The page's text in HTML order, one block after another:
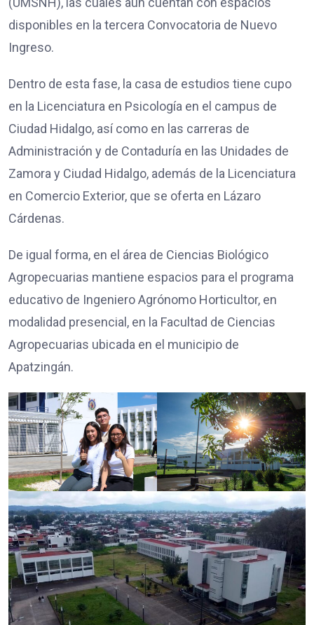
disponibles en la tercera Convocatoria de Nuevo
Ingreso.
Dentro de esta fase, la casa de estudios tiene cupo
en la Licenciatura en Psicología en el campus de
Ciudad Hidalgo, así como en las carreras de
Administración y de Contaduría en las Unidades de
Zamora y Ciudad Hidalgo, además de la Licenciatura
en Comercio Exterior, que se oferta en Lázaro
Cárdenas.
De igual forma, en el área de Ciencias Biológico
Agropecuarias mantiene espacios para el programa
educativo de Ingeniero Agrónomo Horticultor, en
modalidad presencial, en la Facultad de Ciencias
Agropecuarias ubicada en el municipio de
Apatzingán.